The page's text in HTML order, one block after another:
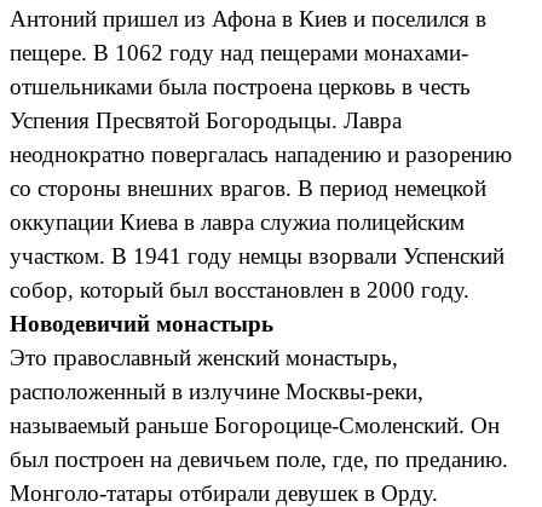
Антоний пришел из Афона в Киев и поселился в
пещере. В 1062 году над пещерами монахами-
отшельниками была построена церковь в честь
Успения Пресвятой Богородыцы. Лавра
неоднократно повергалась нападению и разорению
со стороны внешних врагов. В период немецкой
оккупации Киева в лавра служиа полицейским
участком. В 1941 году немцы взорвали Успенский
собор, который был восстановлен в 2000 году.
Новодевичий монастырь
Это православный женский монастырь,
расположенный в излучине Москвы-реки,
называемый раньше Богороцице-Смоленский. Он
был построен на девичьем поле, где, по преданию.
Монголо-татары отбирали девушек в Орду.